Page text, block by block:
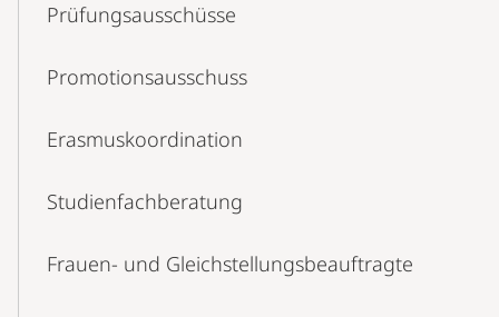
Prüfungsausschüsse
Promotionsausschuss
Erasmuskoordination
Studienfachberatung
Frauen- und Gleichstellungsbeauftragte